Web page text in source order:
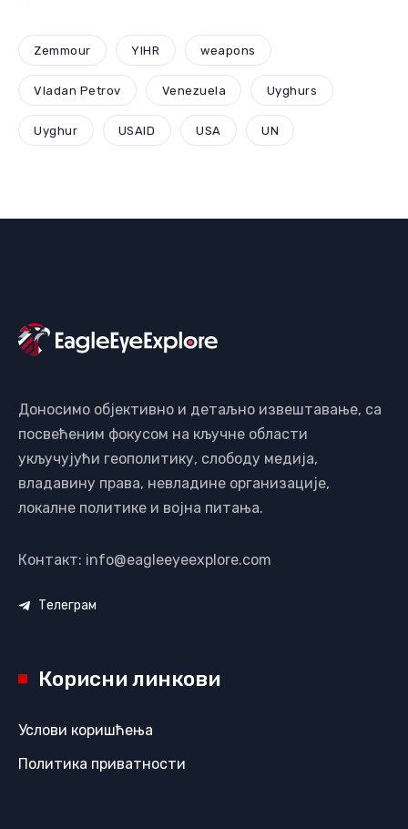
Zemmour YIHR weapons
Vladan Petrov Venezuela Uyghurs
Uyghur USAID USA UN
Доносимо објективно и детаљно извештавање, са
посвећеним фокусом на кључне области
укључујући геополитику, слободу медија,
владавину права, невладине организације,
локалне политике и војна питања.
Контакт: info@eagleeyeexplore.com
Телеграм
Корисни линкови
Услови коришћења
Политика приватности